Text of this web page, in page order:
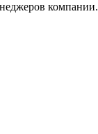
компании.